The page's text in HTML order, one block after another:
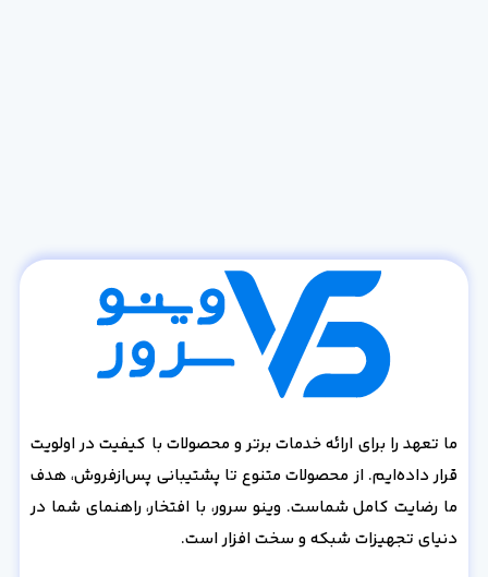
ما تعهد را برای ارائه خدمات برتر و محصولات با کیفیت در اولویت
قرار داده‌ایم. از محصولات متنوع تا پشتیبانی پس‌از‌فروش، هدف
ما رضایت کامل شماست. وینو سرور، با افتخار، راهنمای شما در
دنیای تجهیزات شبکه و سخت افزار است.